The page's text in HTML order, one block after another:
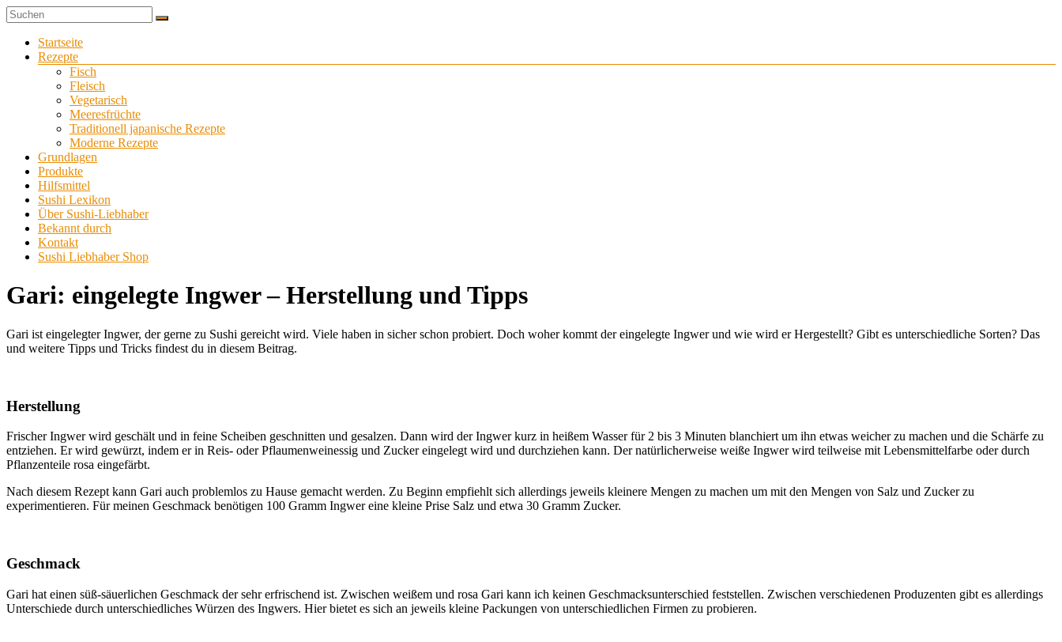
Zum
Inhalt
springen
Sushi-
Liebhaber
Sushi
selber
Menü
Startseite
Rezepte
Fisch
Fleisch
Vegetarisch
Meeresfrüchte
Traditionell japanische Rezepte
Moderne Rezepte
Grundlagen
Produkte
Hilfsmittel
Sushi Lexikon
Über Sushi-Liebhaber
Bekannt durch
Kontakt
Sushi Liebhaber Shop
Gari: eingelegte Ingwer – Herstellung und Tipps
Gari ist eingelegter Ingwer, der gerne zu Sushi gereicht wird. Viele haben in sicher schon probiert. Doch woher kommt der eingelegte Ingwer und wie wird er Hergestellt? Gibt es unterschiedliche Sorten? Das
und weitere Tipps und Tricks findest du in diesem Beitrag.
Herstellung
Frischer Ingwer wird geschält und in feine Scheiben geschnitten und gesalzen. Dann wird der Ingwer kurz in heißem Wasser für 2 bis 3 Minuten blanchiert um ihn etwas weicher zu machen und die Schärfe zu
entziehen. Er wird gewürzt, indem er in Reis- oder Pflaumenweinessig und Zucker eingelegt wird und durchziehen kann. Der natürlicherweise weiße Ingwer wird teilweise mit Lebensmittelfarbe oder durch
Pflanzenteile rosa eingefärbt.
Nach diesem Rezept kann Gari auch problemlos zu Hause gemacht werden. Zu Beginn empfiehlt sich allerdings jeweils kleinere Mengen zu machen um mit den Mengen von Salz und Zucker zu
experimentieren. Für meinen Geschmack benötigen 100 Gramm Ingwer eine kleine Prise Salz und etwa 30 Gramm Zucker.
Geschmack
Gari hat einen süß-säuerlichen Geschmack der sehr erfrischend ist. Zwischen weißem und rosa Gari kann ich keinen Geschmacksunterschied feststellen. Zwischen verschiedenen Produzenten gibt es allerdings
Unterschiede durch unterschiedliches Würzen des Ingwers. Hier bietet es sich an jeweils kleine Packungen von unterschiedlichen Firmen zu probieren.